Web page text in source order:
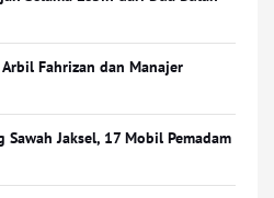
Fahrizan dan Manajer
Sawah Jaksel, 17 Mobil Pemadam